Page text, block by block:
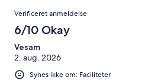
938
alt
938
af
alt
938
anmeldelser
Anmeldelser
Verificeret anmeldelse
6/10 Okay
Vesam
2. aug. 2026
Synes ikke om: Faciliteter